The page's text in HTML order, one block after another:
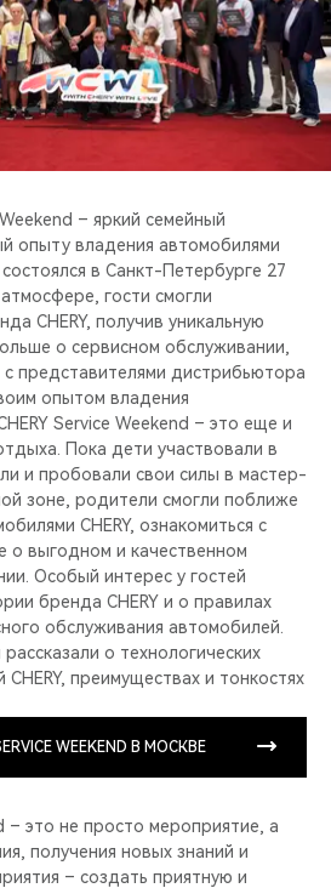
– яркий семейный
опыту владения автомобилями
в Санкт-Петербурге 27
гости смогли
CHERY, получив уникальную
о сервисном обслуживании,
представителями дистрибьютора
опытом владения
Service Weekend – это еще и
Пока дети участвовали в
и пробовали свои силы в мастер-
зоне, родители смогли поближе
CHERY, ознакомиться с
о выгодном и качественном
Особый интерес у гостей
бренда CHERY и о правилах
обслуживания автомобилей.
о технологических
преимуществах и тонкостях
WEEKEND В МОСКВЕ
– это не просто мероприятие, а
получения новых знаний и
– создать приятную и